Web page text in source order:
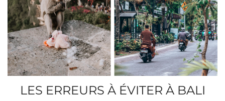
LES ERREURS À ÉVITER À BALI